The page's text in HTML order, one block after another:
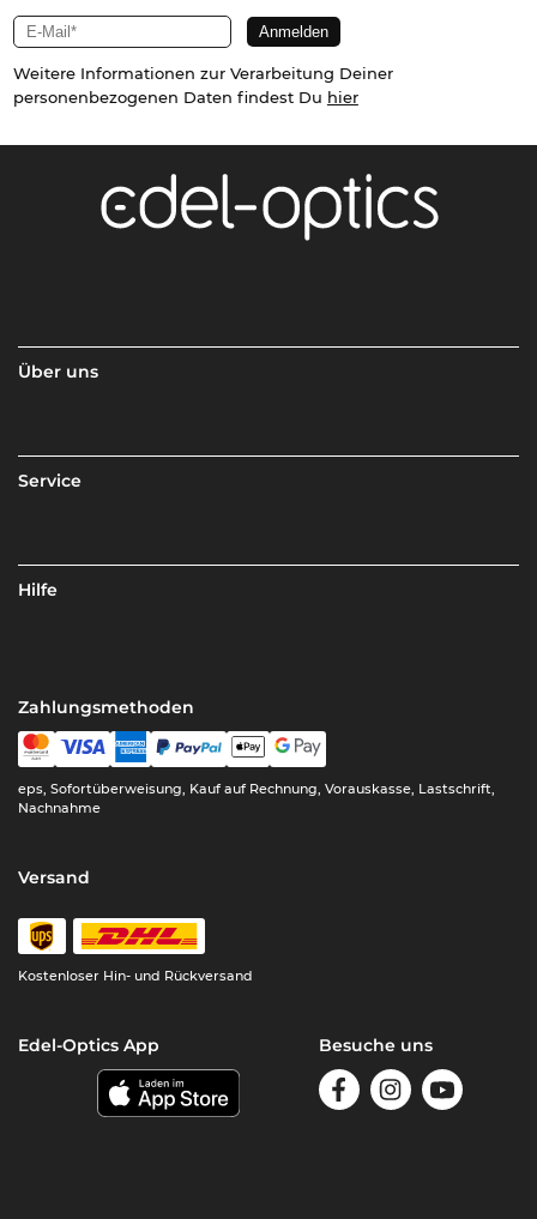
Weitere Informationen zur Verarbeitung Deiner
personenbezogenen Daten findest Du hier
Über uns
Service
Hilfe
Zahlungsmethoden
eps, Sofortüberweisung, Kauf auf Rechnung, Vorauskasse, Lastschrift,
Nachnahme
Versand
Kostenloser Hin- und Rückversand
Edel-Optics App Besuche uns